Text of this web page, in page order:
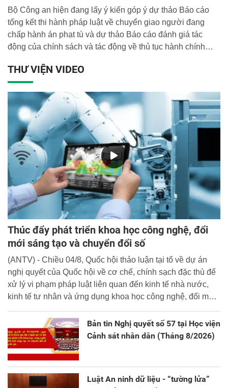
Bộ Công an hiện đang lấy ý kiến góp ý dự thảo Báo cáo
tổng kết thi hành pháp luật về chuyển giao người đang
chấp hành án phạt tù và dự thảo Báo cáo đánh giá tác
động của chính sách và tác động về thủ tục hành chính
chấp hành án phạt tù.
THƯ VIỆN VIDEO
Thúc đẩy phát triển khoa học công nghệ, đổi
mới sáng tạo và chuyển đổi số
(ANTV) - Chiều 04/8, Quốc hội thảo luận tại tổ về dự án
nghị quyết của Quốc hội về cơ chế, chính sạch đặc thù để
xử lý vi phạm pháp luật liên quan đến kinh tế nhà nước,
kinh tế tư nhân và ứng dụng khoa học công nghệ, đổi mới
sáng tạo và chuyển đổi số.
Bản tin Nghị quyết số 57 tại Học viện
Cảnh sát nhân dân (Tháng 8/2026)
Luật An ninh dữ liệu - “tường lửa”